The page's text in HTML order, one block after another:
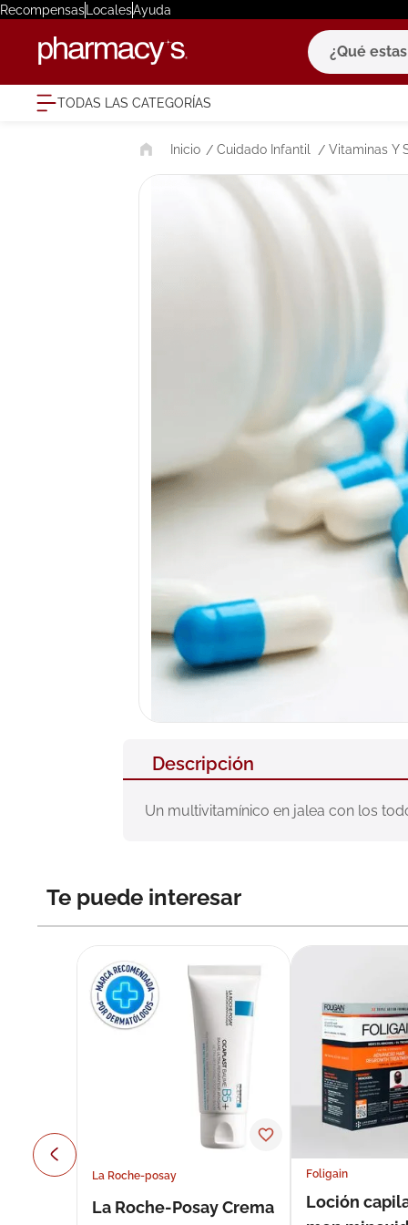
RecompensasLocalesAyuda
¿Qué estas
TODAS LAS CATEGORÍAS
Cuidado Infantil Vitaminas Y
Descripción
Un multivitamínico en jalea con los
Te puede interesar
La Roche-posay
La Roche-Posay Crema
Foligain
Loción
1. eucerin
roche
9. nivea
pañales